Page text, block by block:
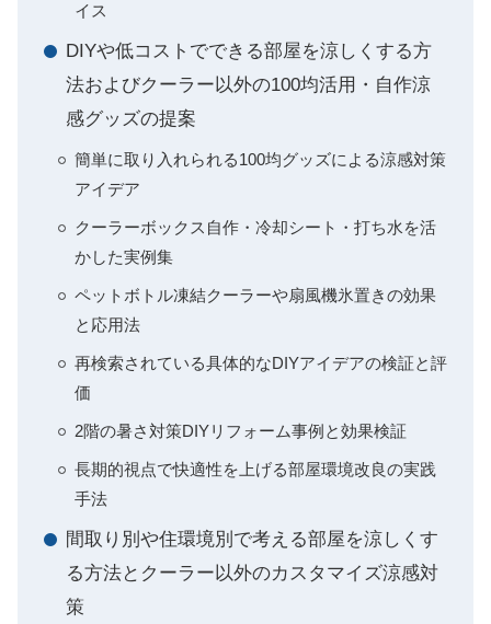
イス
DIYや低コストでできる部屋を涼しくする方
法およびクーラー以外の100均活用・自作涼
感グッズの提案
簡単に取り入れられる100均グッズによる涼感対策
アイデア
クーラーボックス自作・冷却シート・打ち水を活
かした実例集
ペットボトル凍結クーラーや扇風機氷置きの効果
と応用法
再検索されている具体的なDIYアイデアの検証と評
価
2階の暑さ対策DIYリフォーム事例と効果検証
長期的視点で快適性を上げる部屋環境改良の実践
手法
間取り別や住環境別で考える部屋を涼しくす
る方法とクーラー以外のカスタマイズ涼感対
策